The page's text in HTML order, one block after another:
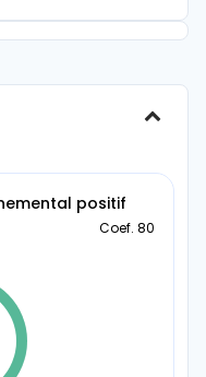
positif
Coef. 80